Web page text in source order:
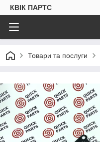
КВІК ПАРТС
Товари та послуги